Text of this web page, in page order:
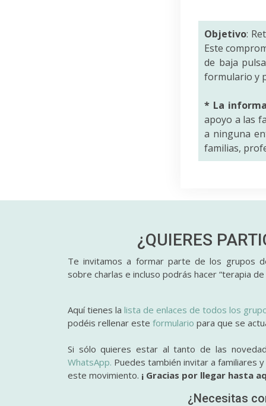
Objetivo:
Este
de baja
formulario y
* La
apoyo a las
a ninguna
familias,
¿QUIERES
Te invitamos a formar parte de los grupos
sobre charlas e incluso podrás hacer “terapia de
Aquí tienes lalista de enlaces de todos los
podéis rellenar este formulario para que se
Si sólo quieres estar al tanto de las
WhatsApp. Puedes también invitar a familiares
este movimiento. ¡ Gracias por llegar hasta
¿Necesitas